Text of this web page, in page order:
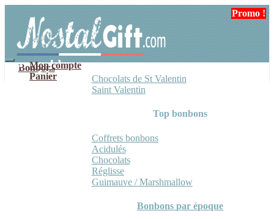
navigation
contenu
Mon compte
Panier
Bonbons
Chocolats de St Valentin
Saint Valentin
Top bonbons
Coffrets bonbons
Acidulés
Chocolats
Réglisse
Guimauve / Marshmallow
Bonbons par époque
Promo !